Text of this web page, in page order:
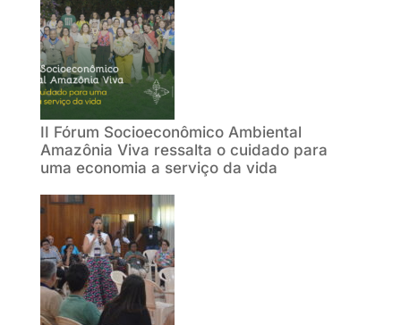
II Fórum Socioeconômico Ambiental
Amazônia Viva ressalta o cuidado para
uma economia a serviço da vida